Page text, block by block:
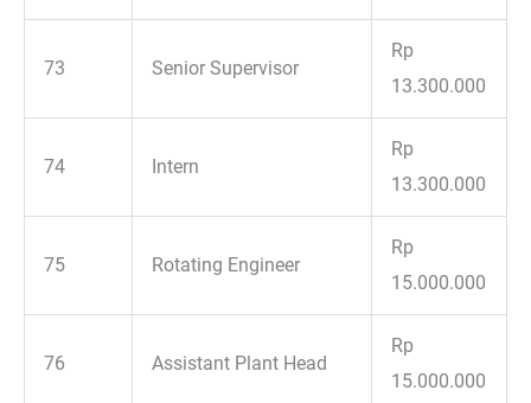
73 Senior Supervisor
Rp
13.300.000
74 Intern
Rp
13.300.000
75 Rotating Engineer
Rp
15.000.000
76 Assistant Plant Head
Rp
15.000.000